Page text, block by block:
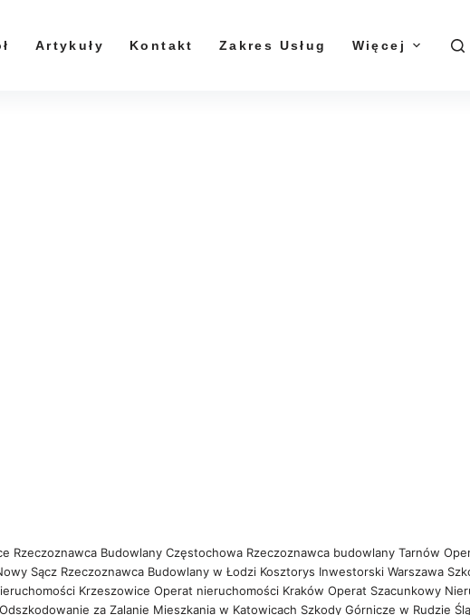
Artykuły Kontakt Zakres Usług Więcej
Rzeczoznawca Budowlany Częstochowa Rzeczoznawca budowlany Tarnów
Sącz Rzeczoznawca Budowlany w Łodzi Kosztorys Inwestorski Warszawa
KrzeszowiceOperat nieruchomości Kraków Operat Szacunkowy
Odszkodowanie za Zalanie Mieszkania w Katowicach Szkody Górnicze w Rudzie